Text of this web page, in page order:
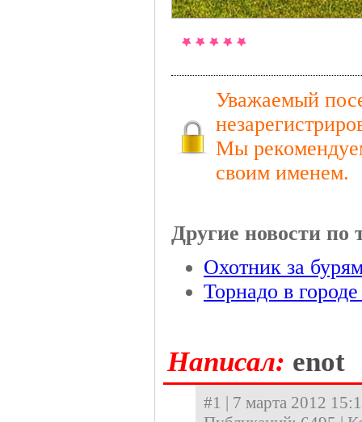
Уважаемый
Мы
своим именем.
Другие новости по
Охотник за
Торнадо в
Hаписал: enot
#1 | 7 марта 2012